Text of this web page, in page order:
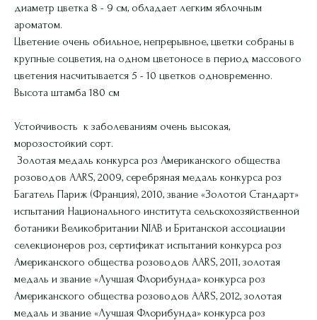
диаметр цветка 8 - 9 см, обладает легким яблочным
ароматом.
Цветение очень обильное, непрерывное, цветки собраны в
крупные соцветия, на одном цветоносе в период массового
цветения насчитывается 5 - 10 цветков одновременно.
Высота штамба 180 см
Устойчивость к заболеваниям очень высокая,
морозостойкий сорт.
Золотая медаль конкурса роз Американского общества
розоводов AARS, 2009, серебряная медаль конкурса роз
Багатель Париж (Франция), 2010, звание «Золотой Стандарт»
испытаний Национального института сельскохозяйственной
ботаники Великобритании NIAB и Британской ассоциации
селекционеров роз, сертификат испытаний конкурса роз
Американского общества розоводов AARS, 2011, золотая
медаль и звание «Лучшая Флорибунда» конкурса роз
Американского общества розоводов AARS, 2012, золотая
медаль и звание «Лучшая Флорибунда» конкурса роз